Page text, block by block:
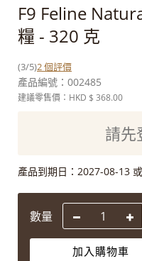
F9 Feline
糧 - 320 克
(3/5)2個評價
產品編號： 002485
建議零售價：HKD $ 368.00
請先
產品到期日： 2027-08-13
數量
加入購物車